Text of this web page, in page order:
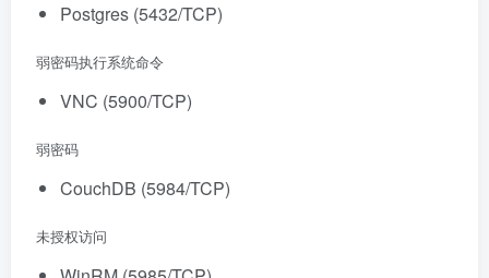
Postgres (5432/TCP)
弱密码执行系统命令
VNC (5900/TCP)
弱密码
CouchDB (5984/TCP)
未授权访问